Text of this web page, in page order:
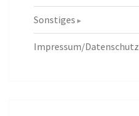
Sonstiges
Impressum/Datenschutz